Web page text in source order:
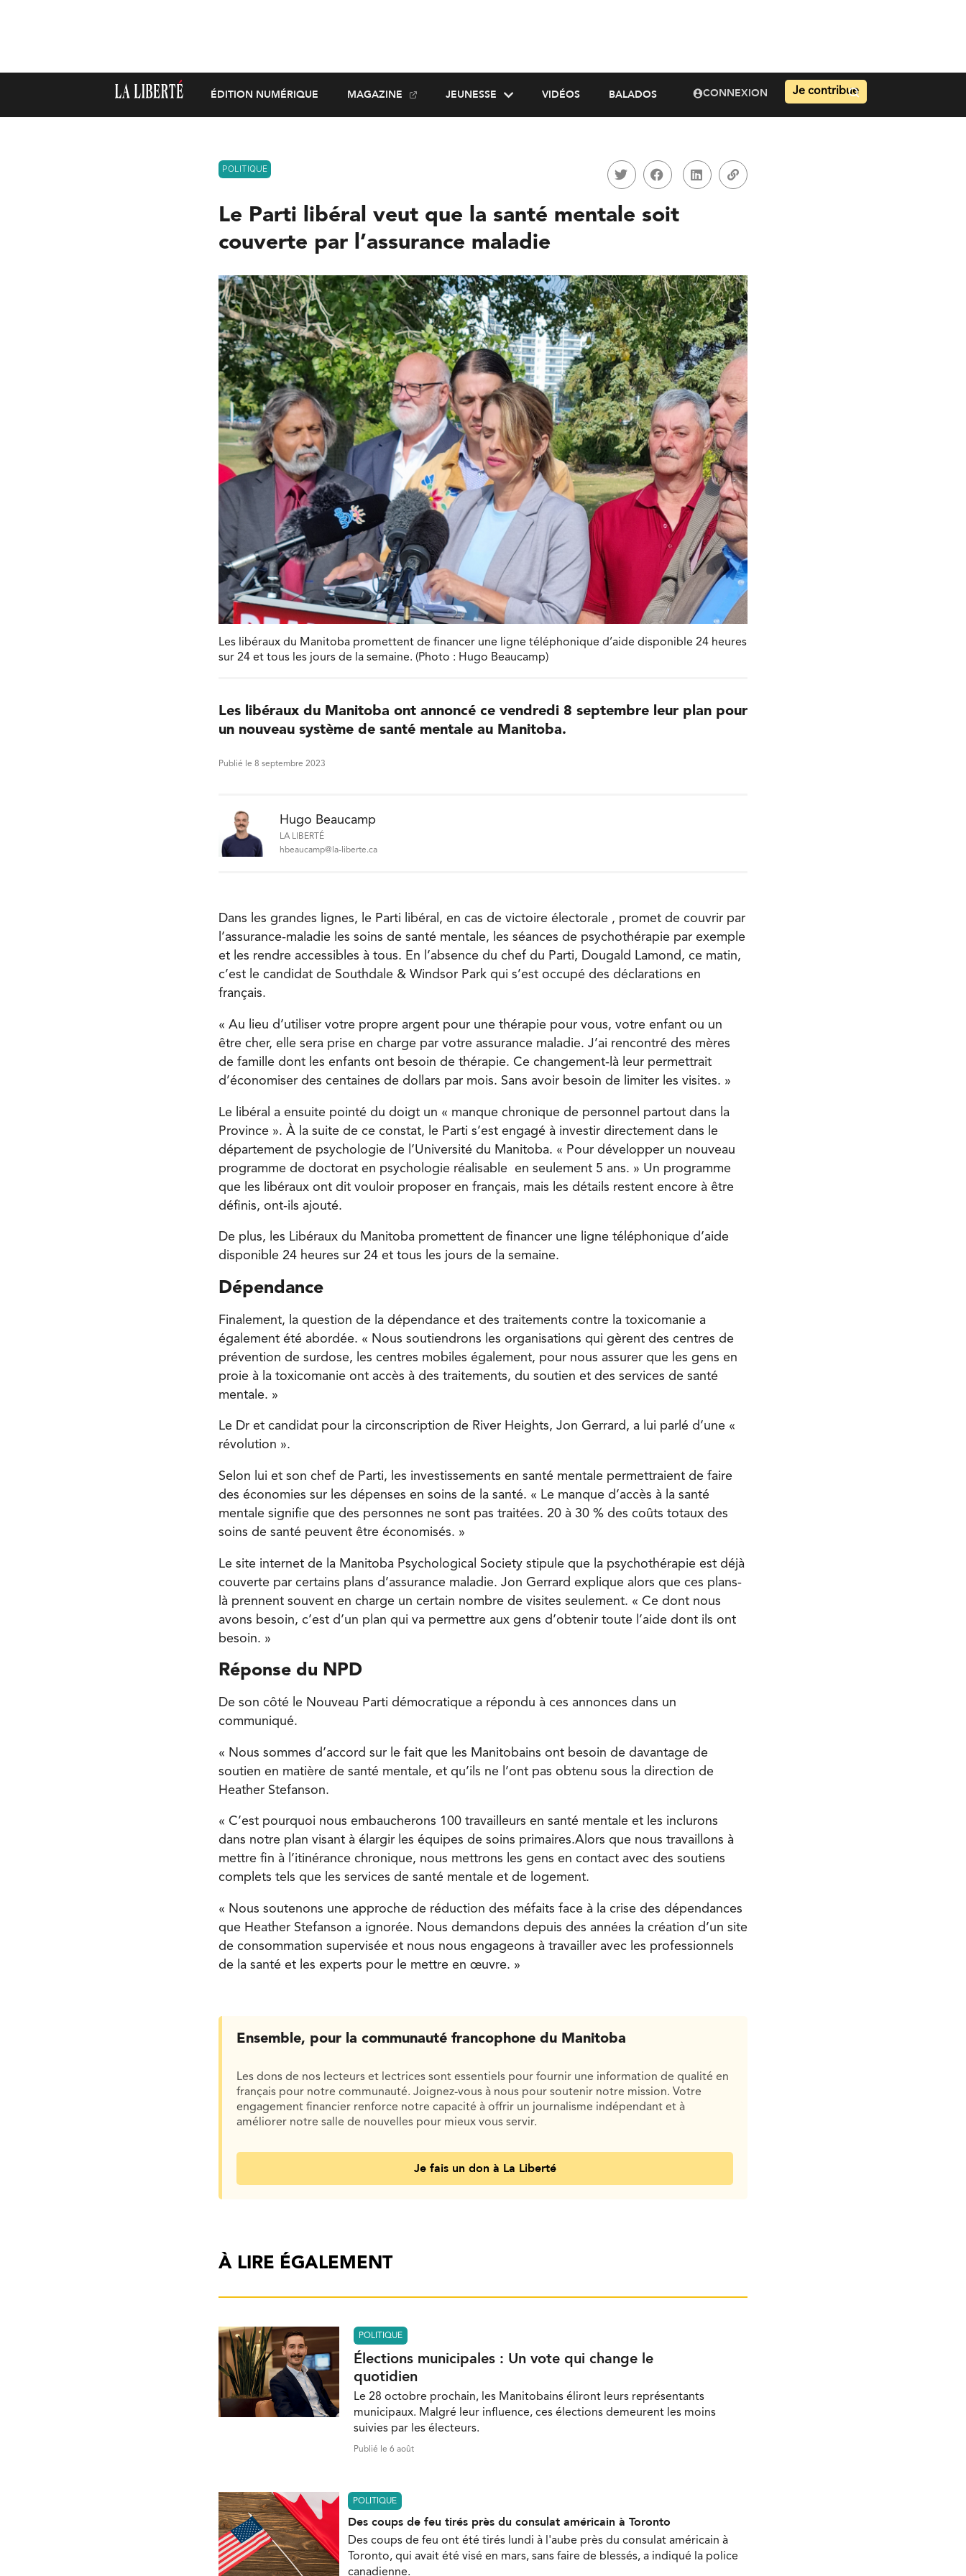
ÉDITION NUMÉRIQUE MAGAZINE JEUNESSE VIDÉOS BALADOS CONNEXION Je contribue
POLITIQUE
Le Parti libéral veut que la santé mentale soit
couverte par l’assurance maladie
Les libéraux du Manitoba promettent de financer une ligne téléphonique d’aide disponible 24 heures
sur 24 et tous les jours de la semaine. (Photo : Hugo Beaucamp)
Les libéraux du Manitoba ont annoncé ce vendredi 8 septembre leur plan pour
un nouveau système de santé mentale au Manitoba.
Publié le 8 septembre 2023
Hugo Beaucamp
LA LIBERTÉ
hbeaucamp@la-liberte.ca
Dans les grandes lignes, le Parti libéral, en cas de victoire électorale , promet de couvrir par
l’assurance-maladie les soins de santé mentale, les séances de psychothérapie par exemple
et les rendre accessibles à tous. En l’absence du chef du Parti, Dougald Lamond, ce matin,
c’est le candidat de Southdale & Windsor Park qui s’est occupé des déclarations en
français.
« Au lieu d’utiliser votre propre argent pour une thérapie pour vous, votre enfant ou un
être cher, elle sera prise en charge par votre assurance maladie. J’ai rencontré des mères
de famille dont les enfants ont besoin de thérapie. Ce changement-là leur permettrait
d’économiser des centaines de dollars par mois. Sans avoir besoin de limiter les visites. »
Le libéral a ensuite pointé du doigt un « manque chronique de personnel partout dans la
Province ». À la suite de ce constat, le Parti s’est engagé à investir directement dans le
département de psychologie de l’Université du Manitoba. « Pour développer un nouveau
programme de doctorat en psychologie réalisable en seulement 5 ans. » Un programme
que les libéraux ont dit vouloir proposer en français, mais les détails restent encore à être
définis, ont-ils ajouté.
De plus, les Libéraux du Manitoba promettent de financer une ligne téléphonique d’aide
disponible 24 heures sur 24 et tous les jours de la semaine.
Dépendance
Finalement, la question de la dépendance et des traitements contre la toxicomanie a
également été abordée. « Nous soutiendrons les organisations qui gèrent des centres de
prévention de surdose, les centres mobiles également, pour nous assurer que les gens en
proie à la toxicomanie ont accès à des traitements, du soutien et des services de santé
mentale. »
Le Dr et candidat pour la circonscription de River Heights, Jon Gerrard, a lui parlé d’une «
révolution ».
Selon lui et son chef de Parti, les investissements en santé mentale permettraient de faire
des économies sur les dépenses en soins de la santé. « Le manque d’accès à la santé
mentale signifie que des personnes ne sont pas traitées. 20 à 30 % des coûts totaux des
soins de santé peuvent être économisés. »
Le site internet de la Manitoba Psychological Society stipule que la psychothérapie est déjà
couverte par certains plans d’assurance maladie. Jon Gerrard explique alors que ces plans-
là prennent souvent en charge un certain nombre de visites seulement. « Ce dont nous
avons besoin, c’est d’un plan qui va permettre aux gens d’obtenir toute l’aide dont ils ont
besoin. »
Réponse du NPD
De son côté le Nouveau Parti démocratique a répondu à ces annonces dans un
communiqué.
« Nous sommes d’accord sur le fait que les Manitobains ont besoin de davantage de
soutien en matière de santé mentale, et qu’ils ne l’ont pas obtenu sous la direction de
Heather Stefanson.
« C’est pourquoi nous embaucherons 100 travailleurs en santé mentale et les inclurons
dans notre plan visant à élargir les équipes de soins primaires.Alors que nous travaillons à
mettre fin à l’itinérance chronique, nous mettrons les gens en contact avec des soutiens
complets tels que les services de santé mentale et de logement.
« Nous soutenons une approche de réduction des méfaits face à la crise des dépendances
que Heather Stefanson a ignorée. Nous demandons depuis des années la création d’un site
de consommation supervisée et nous nous engageons à travailler avec les professionnels
de la santé et les experts pour le mettre en œuvre. »
Ensemble, pour la communauté francophone du Manitoba
Les dons de nos lecteurs et lectrices sont essentiels pour fournir une information de qualité en
français pour notre communauté. Joignez-vous à nous pour soutenir notre mission. Votre
engagement financier renforce notre capacité à offrir un journalisme indépendant et à
améliorer notre salle de nouvelles pour mieux vous servir.
Je fais un don à La Liberté
À LIRE ÉGALEMENT
POLITIQUE
Élections municipales : Un vote qui change le
quotidien
Le 28 octobre prochain, les Manitobains éliront leurs représentants
municipaux. Malgré leur influence, ces élections demeurent les moins
suivies par les électeurs.
Publié le 6 août
POLITIQUE
Des coups de feu tirés près du consulat américain à Toronto
Des coups de feu ont été tirés lundi à l'aube près du consulat américain à
Toronto, qui avait été visé en mars, sans faire de blessés, a indiqué la police
canadienne.